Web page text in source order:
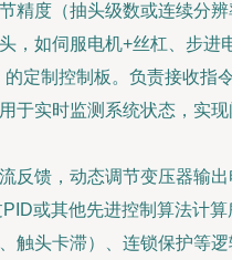
精度（抽头级数或连续分
，如伺服电机+丝杠、步进
定制控制板。负责接收指
于实时监测系统状态，实现
馈，动态调节变压器输出
或其他先进控制算法计
触头卡滞）、连锁保护等逻